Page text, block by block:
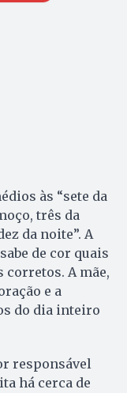
às “sete da
três da
da noite”. A
de cor quais
A mãe,
e a
do dia inteiro
responsável
há cerca de